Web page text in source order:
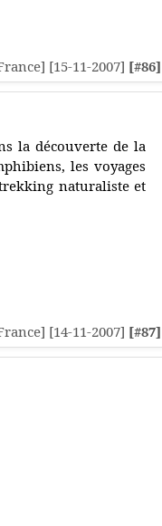
[15-11-2007] [#86]
la découverte de la
les voyages
naturaliste et
[14-11-2007] [#87]